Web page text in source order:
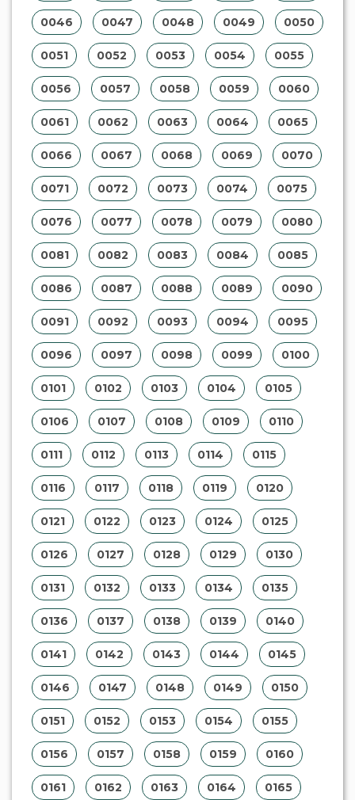
0046 0047 0048 0049 0050
0051 0052 0053 0054 0055
0056 0057 0058 0059 0060
0061 0062 0063 0064 0065
0066 0067 0068 0069 0070
0071 0072 0073 0074 0075
0076 0077 0078 0079 0080
0081 0082 0083 0084 0085
0086 0087 0088 0089 0090
0091 0092 0093 0094 0095
0096 0097 0098 0099 0100
0101 0102 0103 0104 0105
0106 0107 0108 0109 0110
0111 0112 0113 0114 0115
0116 0117 0118 0119 0120
0121 0122 0123 0124 0125
0126 0127 0128 0129 0130
0131 0132 0133 0134 0135
0136 0137 0138 0139 0140
0141 0142 0143 0144 0145
0146 0147 0148 0149 0150
0151 0152 0153 0154 0155
0156 0157 0158 0159 0160
0161 0162 0163 0164 0165